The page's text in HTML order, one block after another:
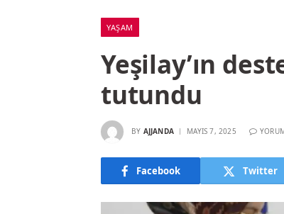
YAŞAM
Yeşilay’ın
tutundu
BY AJJANDA MAYIS 7, 2025
Facebook Twitter